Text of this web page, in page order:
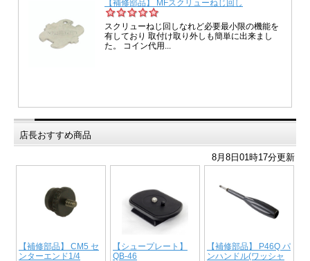
店長おすすめ商品